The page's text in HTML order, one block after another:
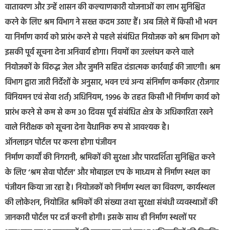
वातावरण और उन्हें शासन की कल्याणकारी योजनाओं का लाभ सुनिश्चित
करने के लिए श्रम विभाग ने सख्त कदम उठाए हैं। अब जिले में किसी भी भवन
या निर्माण कार्य को प्रारंभ करने से पहले संबंधित नियोजक को श्रम विभाग को
इसकी पूर्व सूचना देना अनिवार्य होगा। नियमों का उल्लंघन करने वाले
नियोजकों के विरुद्ध जेल और जुर्माने सहित दंडात्मक कार्रवाई की जाएगी। श्रम
विभाग द्वारा जारी निर्देशों के अनुसार, भवन एवं अन्य संनिर्माण कर्मकार (रोजगार
विनियमन एवं सेवा शर्त) अधिनियम, 1996 के तहत किसी भी निर्माण कार्य को
प्रारंभ करने से कम से कम 30 दिवस पूर्व संबंधित क्षेत्र के अधिकारिता रखने
वाले निरीक्षक को सूचना देना वैधानिक रूप से आवश्यक है।
ऑनलाइन पोर्टल पर करना होगा पंजीयन
निर्माण कार्यों की निगरानी, श्रमिकों की सुरक्षा और पारदर्शिता सुनिश्चित करने
के लिए ‘श्रम सेवा पोर्टल’ और मोबाइल एप के माध्यम से निर्माण स्थल का
पंजीयन किया जा रहा है। नियोजकों को निर्माण स्थल का विवरण, कार्यस्थल
की लोकेशन, नियोजित श्रमिकों की संख्या तथा सुरक्षा संबंधी व्यवस्थाओं की
जानकारी पोर्टल पर दर्ज करनी होगी। इसके साथ ही निर्माण स्थलों पर